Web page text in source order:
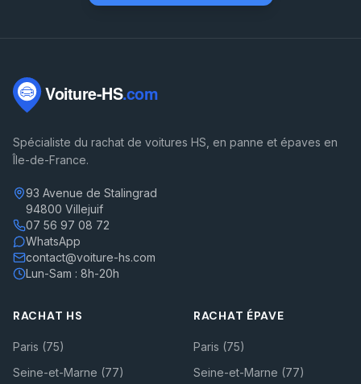
Spécialiste du rachat de voitures HS, en panne et épaves en
Île-de-France.
93 Avenue de Stalingrad
94800 Villejuif
07 56 97 08 72
WhatsApp
contact@voiture-hs.com
Lun-Sam : 8h-20h
RACHAT HS
Paris (75)
Seine-et-Marne (77)
RACHAT ÉPAVE
Paris (75)
Seine-et-Marne (77)